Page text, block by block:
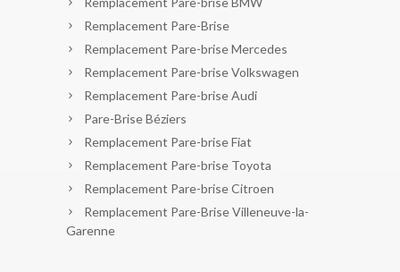
Remplacement Pare-Brise
Remplacement Pare-brise Mercedes
Remplacement Pare-brise Volkswagen
Remplacement Pare-brise Audi
Pare-Brise Béziers
Remplacement Pare-brise Fiat
Remplacement Pare-brise Toyota
Remplacement Pare-brise Citroen
Remplacement Pare-Brise Villeneuve-la-
Garenne